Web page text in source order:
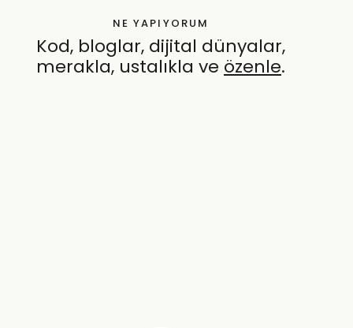
NE YAPIYORUM
Kod, bloglar, dijital dünyalar,
merakla, ustalıkla ve özenle.